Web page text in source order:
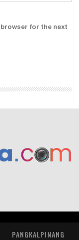
browser for the next
PANGKALPINANG